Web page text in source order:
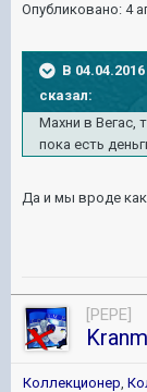
Опубликовано: 4
В
сказал:
Махни в Вегас,
пока есть
Да и мы вроде
[PEPE]
Коллекционер,